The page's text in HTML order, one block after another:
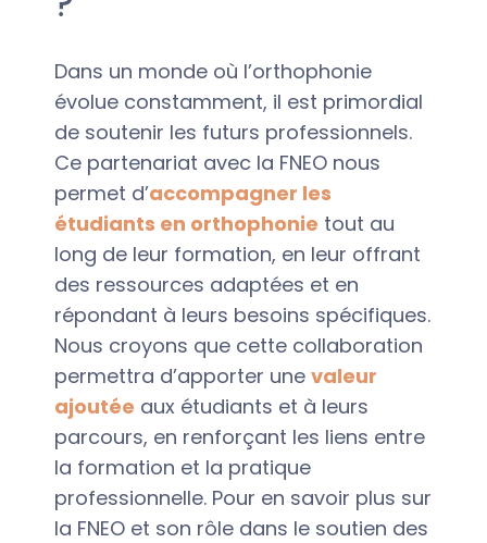
Dans un monde où l’orthophonie
évolue constamment, il est primordial
de soutenir les futurs professionnels.
Ce partenariat avec la FNEO nous
permet d’accompagner les
étudiants en orthophonie tout au
long de leur formation, en leur offrant
des ressources adaptées et en
répondant à leurs besoins spécifiques.
Nous croyons que cette collaboration
permettra d’apporter une valeur
ajoutée aux étudiants et à leurs
parcours, en renforçant les liens entre
la formation et la pratique
professionnelle. Pour en savoir plus sur
la FNEO et son rôle dans le soutien des